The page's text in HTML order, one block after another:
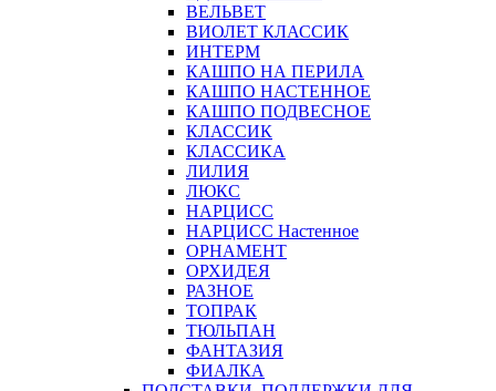
ВЕЛЬВЕТ
ВИОЛЕТ КЛАССИК
ИНТЕРМ
КАШПО НА ПЕРИЛА
КАШПО НАСТЕННОЕ
КАШПО ПОДВЕСНОЕ
КЛАССИК
КЛАССИКА
ЛИЛИЯ
ЛЮКС
НАРЦИСС
НАРЦИСС Настенное
ОРНАМЕНТ
ОРХИДЕЯ
РАЗНОЕ
ТОПРАК
ТЮЛЬПАН
ФАНТАЗИЯ
ФИАЛКА